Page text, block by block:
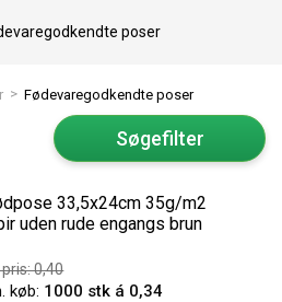
poser
> Fødevaregodkendte poser
Søgefilter
33,5x24cm 35g/m2
uden rude engangs brun
pris: 0,40
køb: 1000 stk á 0,34